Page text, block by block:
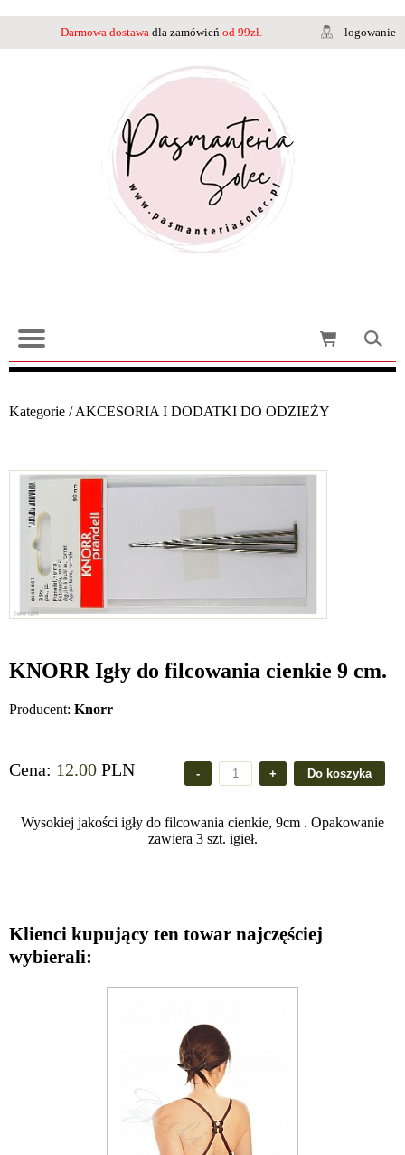
Darmowa dostawa dla zamówień od 99zł. logowanie
Kategorie /AKCESORIA I DODATKI DO ODZIEŻY
KNORR Igły do filcowania cienkie 9 cm.
Producent: Knorr
Cena: 12.00 PLN
Wysokiej jakości igły do filcowania cienkie, 9cm . Opakowanie
zawiera 3 szt. igieł.
Klienci kupujący ten towar najczęściej
wybierali: